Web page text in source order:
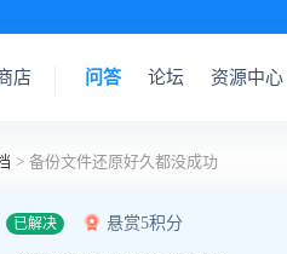
店 问答 论坛 资源中心
> 备份文件还原好久都没成功
已解决 悬赏5积分